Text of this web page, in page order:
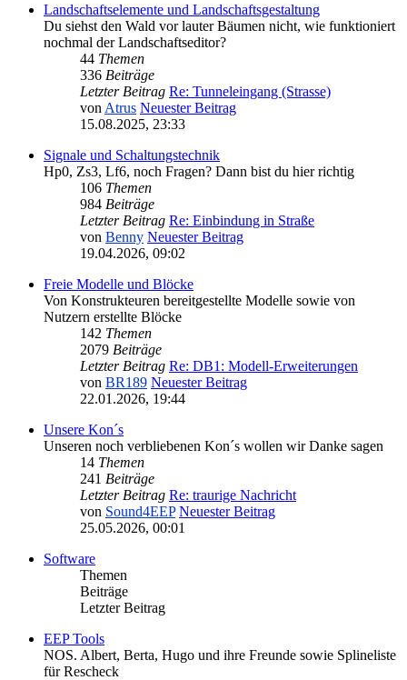
Landschaftselemente und Landschaftsgestaltung
Du siehst den Wald vor lauter Bäumen nicht, wie funktioniert
nochmal der Landschaftseditor?
44 Themen
336 Beiträge
Letzter Beitrag Re: Tunneleingang (Strasse)
von Atrus Neuester Beitrag
15.08.2025, 23:33
Signale und Schaltungstechnik
Hp0, Zs3, Lf6, noch Fragen? Dann bist du hier richtig
106 Themen
984 Beiträge
Letzter Beitrag Re: Einbindung in Straße
von Benny Neuester Beitrag
19.04.2026, 09:02
Freie Modelle und Blöcke
Von Konstrukteuren bereitgestellte Modelle sowie von
Nutzern erstellte Blöcke
142 Themen
2079 Beiträge
Letzter Beitrag Re: DB1: Modell-Erweiterungen
von BR189 Neuester Beitrag
22.01.2026, 19:44
Unsere Kon´s
Unseren noch verbliebenen Kon´s wollen wir Danke sagen
14 Themen
241 Beiträge
Letzter Beitrag Re: traurige Nachricht
von Sound4EEP Neuester Beitrag
25.05.2026, 00:01
Software
Themen
Beiträge
Letzter Beitrag
EEP Tools
NOS. Albert, Berta, Hugo und ihre Freunde sowie Splineliste
für Rescheck